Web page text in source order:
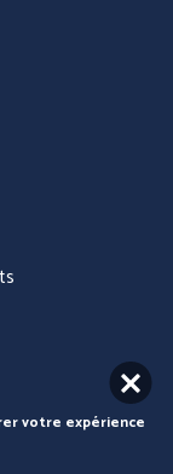
votre expérience